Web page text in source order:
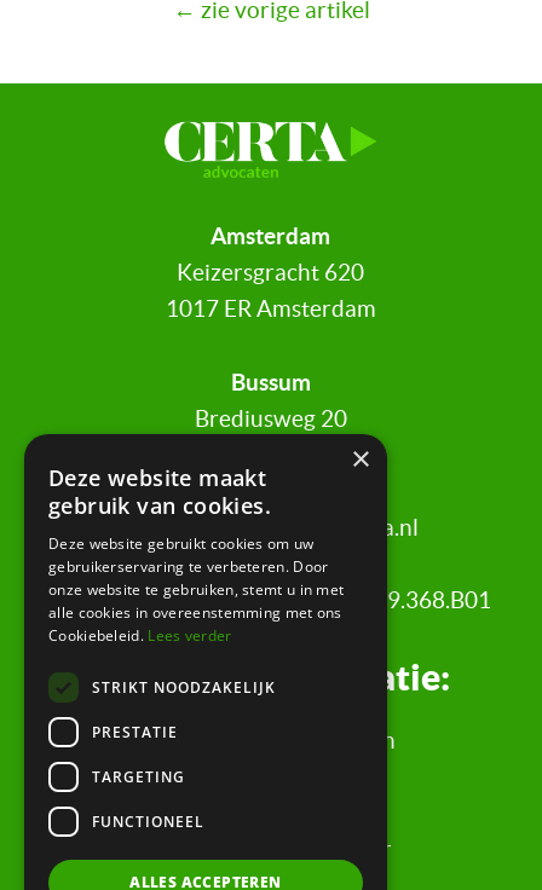
← zie vorige artikel
Amsterdam
Keizersgracht 620
1017 ER Amsterdam
Bussum
Brediusweg 20
1401 AG Bussum
info@certa.nl
KvK: 34342484 | BTW nr: 8208.79.368.B01
Juridische informatie:
Algemene Voorwaarden
Privacyverklaring
Rechtsgebiedenregister
×
Deze website maakt
gebruik van cookies.
Deze website gebruikt cookies om uw
gebruikerservaring te verbeteren. Door
onze website te gebruiken, stemt u in met
alle cookies in overeenstemming met ons
Cookiebeleid. Lees verder
STRIKT NOODZAKELIJK
PRESTATIE
TARGETING
FUNCTIONEEL
ALLES ACCEPTEREN